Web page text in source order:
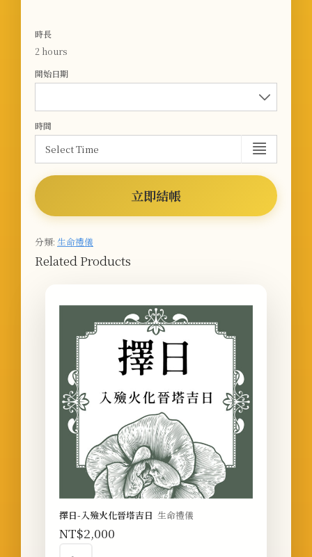
時長
2 hours
開始日期
時間
立即結帳
分類: 生命禮儀
Related Products
擇日-入殮火化晉塔吉日 生命禮儀
NT$2,000